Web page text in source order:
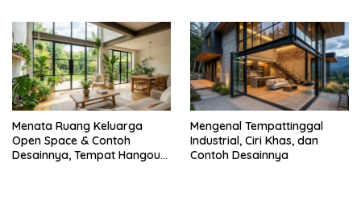
Menata Ruang Keluarga
Open Space & Contoh
Desainnya, Tempat Hangout
Mengenal Tempattinggal
Industrial, Ciri Khas, dan
Contoh Desainnya